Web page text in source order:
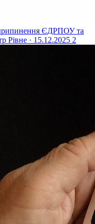
припинення ЄДРПОУ та
Рівне · 15.12.2025 2